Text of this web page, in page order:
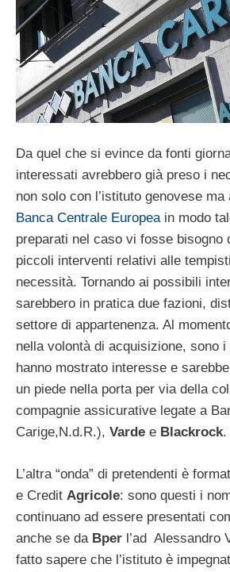
Da quel che si evince da fonti
interessati avrebbero già preso i
non solo con l’istituto genovese ma
Banca Centrale Europeain modo
preparati nel caso vi fosse bisogno
piccoli interventi relativi alle
necessità. Tornando ai possibili
sarebbero in pratica due fazioni,
settore di appartenenza. Al
nella volontà di acquisizione, sono
hanno mostrato interesse e
un piede nella porta per via della
compagnie assicurative legate a
Carige,N.d.R.), Varde e Blackrock.
L’altra “onda” di pretendenti è
e Credit Agricole: sono questi i
continuano ad essere presentati
anche se da Bper l’ad Alessandro
fatto sapere che l’istituto è